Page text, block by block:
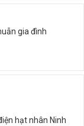
gia đình
hạt nhân Ninh